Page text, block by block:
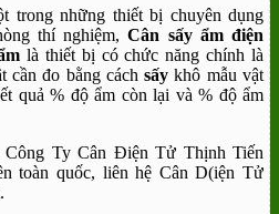
trong những thiết bị chuyên dụng
thí nghiệm,Cân sấy ẩm điện
là thiết bị có chức năng chính là
cần đo bằng cáchsấy khô mẫu vật
quả % độ ẩm còn lại và % độ ẩm
Công Ty Cân Điện Tử Thịnh Tiến
toàn quốc, liên hệ Cân D(iện Tử